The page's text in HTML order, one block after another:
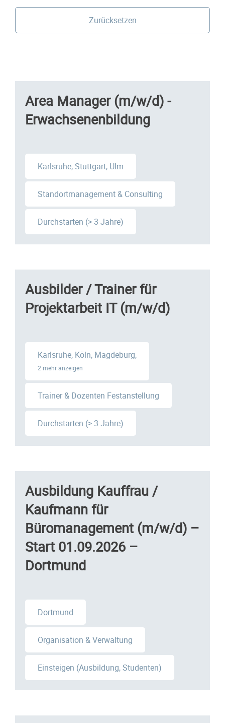
Zurücksetzen
Area Manager (m/w/d) -
Erwachsenenbildung
Karlsruhe, Stuttgart, Ulm
Standortmanagement & Consulting
Durchstarten (> 3 Jahre)
Ausbilder / Trainer für
Projektarbeit IT (m/w/d)
Karlsruhe, Köln, Magdeburg,
2 mehr anzeigen
Trainer & Dozenten Festanstellung
Durchstarten (> 3 Jahre)
Ausbildung Kauffrau /
Kaufmann für
Büromanagement (m/w/d) –
Start 01.09.2026 –
Dortmund
Dortmund
Organisation & Verwaltung
Einsteigen (Ausbildung, Studenten)